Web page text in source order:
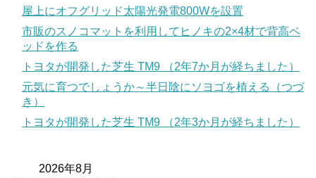
屋上にオフグリッド太陽光発電800Wを設置
市販のスノコマットを利用してヒノキの2×4材で背高ベ
ッドを作る
トヨタが開発した芝生 TM9 （2年7か月が経ちました）
元気に育つでしょうか～半日陰にソヨゴを植える（つづ
き）
トヨタが開発した芝生 TM9 （2年3か月が経ちました）
2026年8月